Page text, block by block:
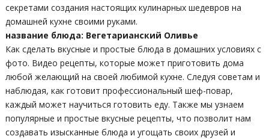
секретами создания настоящих кулинарных шедевров на
домашней кухне своими руками.
название блюда: Вегетарианский Оливье
Как сделать вкусные и простые блюда в домашних условиях с
фото. Видео рецепты, которые может приготовить дома
любой желающий на своей любимой кухне. Следуя советам и
наблюдая, как готовит профессиональный шеф-повар,
каждый может научиться готовить еду. Также мы узнаем
популярные и простые вкусные рецепты, что позволит нам
создавать изысканные блюда и угощать своих друзей и